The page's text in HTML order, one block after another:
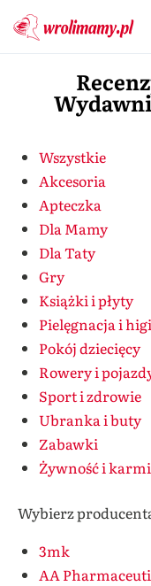
Wszystkie
Akcesoria
Apteczka
Dla Mamy
Dla Taty
Gry
Książki i płyty
Pielęgnacja i
Pokój dziecięcy
Rowery i
Sport i zdrowie
Ubranka i buty
Zabawki
Żywność i
Wybierz
3mk
AA